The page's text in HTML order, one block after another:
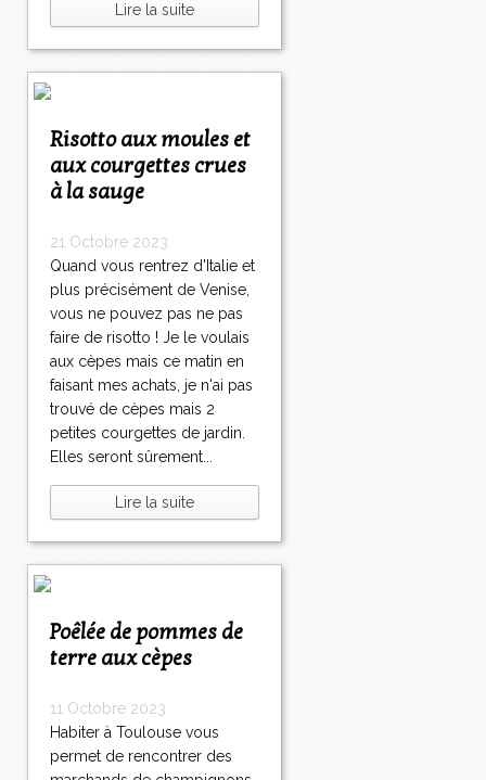
Lire la suite
Risotto aux moules et
aux courgettes crues
à la sauge
21 Octobre 2023
Quand vous rentrez d'Italie et
plus précisément de Venise,
vous ne pouvez pas ne pas
faire de risotto ! Je le voulais
aux cèpes mais ce matin en
faisant mes achats, je n'ai pas
trouvé de cèpes mais 2
petites courgettes de jardin.
Elles seront sûrement...
Lire la suite
Poêlée de pommes de
terre aux cèpes
11 Octobre 2023
Habiter à Toulouse vous
permet de rencontrer des